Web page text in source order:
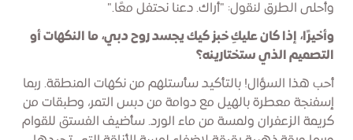
وأحلى الطرق لنقول: "أراك. دعنا نحتفل معًا."
وأخيرًا، إذا كان عليكِ خبز كيك يجسد روح دبي، ما النكهات أو
التصميم الذي ستختارينه؟
أحب هذا السؤال! بالتأكيد سأستلهم من نكهات المنطقة. ربما
إسفنجة معطرة بالهيل مع دوامة من دبس التمر، وطبقات من
كريمة الزعفران ولمسة من ماء الورد. سأضيف الفستق للقوام